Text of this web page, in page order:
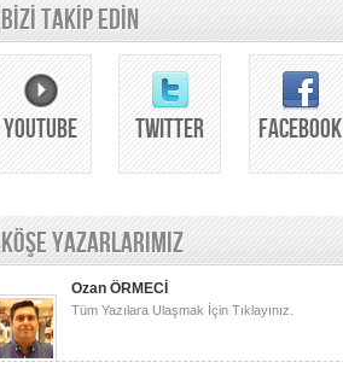
BİZİ TAKİP EDİN
YOUTUBE TWITTER FACEBOOK
KÖŞE YAZARLARIMIZ
Ozan ÖRMECİ
Tüm Yazılara Ulaşmak İçin Tıklayınız.